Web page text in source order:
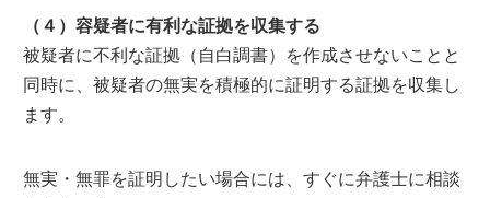
（４）容疑者に有利な証拠を収集する
被疑者に不利な証拠（自白調書）を作成させないことと
同時に、被疑者の無実を積極的に証明する証拠を収集し
ます。
無実・無罪を証明したい場合には、すぐに弁護士に相談